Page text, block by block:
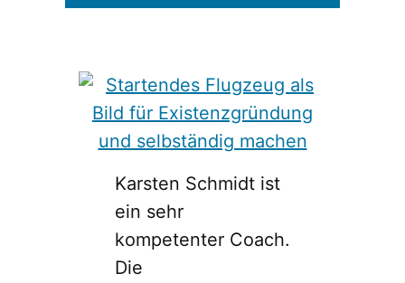
Karsten Schmidt ist
ein sehr
kompetenter Coach.
Die